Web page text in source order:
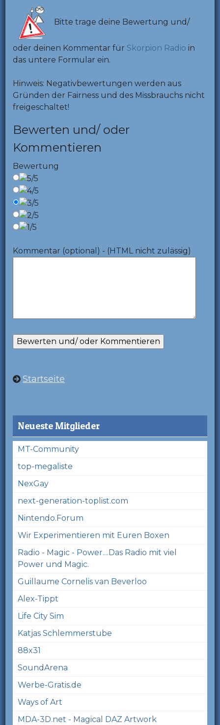
Bitte trage deine Bewertung und/
oder deinen Kommentar für Skorpion Radio in
das untere Formular ein.
Hinweis: Negativbewertungen werden aus
Gründen der Fairness und des Missbrauchs nicht
freigeschaltet!
Bewerten und/ oder
Kommentieren
Bewertung
Kommentar (optional) - (HTML nicht zulässig)
Startseite
Neueste Mitglieder
MT-Community
top-megaliste
NexGay
next-generation-toplist.com
Nintendo.Forum
Wir Experimentieren mit Euren Boxen
Radio - Magic - Power....Das Radio mit viel
Power und Magic.
Guillaume Cornelis van Beverloo
Alex-Tippt
Life City Sim
Katjas Schlemmerstube
88x31
SoundArena
Werbe-Gratis.de
Ways of Art
MDA-3D.net - Magical DAZ Artwork